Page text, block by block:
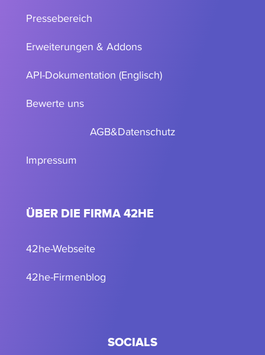
Pressebereich
Erweiterungen & Addons
API-Dokumentation (Englisch)
Bewerte uns
AGB&Datenschutz
Impressum
ÜBER DIE FIRMA 42HE
42he-Webseite
42he-Firmenblog
SOCIALS